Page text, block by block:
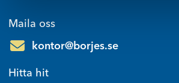
Maila oss
kontor@borjes.se
Hitta hit